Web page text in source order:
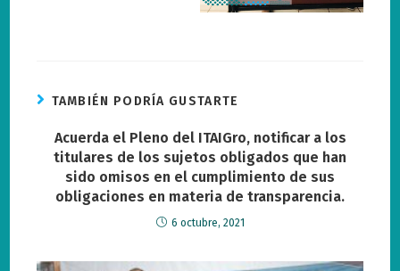
TAMBIÉN PODRÍA GUSTARTE
Acuerda el Pleno del ITAIGro, notificar a los
titulares de los sujetos obligados que han
sido omisos en el cumplimiento de sus
obligaciones en materia de transparencia.
6 octubre, 2021